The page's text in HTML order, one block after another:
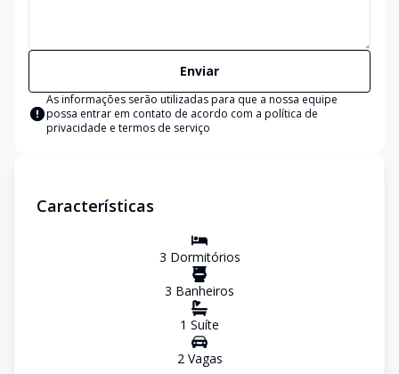
Enviar
As informações serão utilizadas para que a nossa equipe
possa entrar em contato de acordo com a política de
privacidade e termos de serviço
Características
3 Dormitórios
3 Banheiros
1 Suíte
2Vagas